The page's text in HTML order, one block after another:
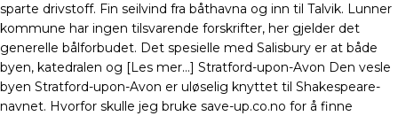
sparte drivstoff. Fin seilvind fra båthavna og inn til Talvik. Lunner
kommune har ingen tilsvarende forskrifter, her gjelder det
generelle bålforbudet. Det spesi­elle med Salis­bury er at både
byen, kate­dralen og [Les mer…] Stratford-upon-Avon Den vesle
byen Strat­ford-upon-Avon er uløselig knyttet til Shake­speare-
navnet. Hvorfor skulle jeg bruke save-up.co.no for å finne